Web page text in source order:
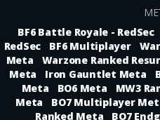
BF6 Battle Royale - RedSec
RedSec
BF6 Multiplayer
Meta
Warzone Ranked
Meta
Iron Gauntlet Meta
Meta
BO6 Meta MW3
Meta
BO7 Multiplayer
Ranked Meta
BO7